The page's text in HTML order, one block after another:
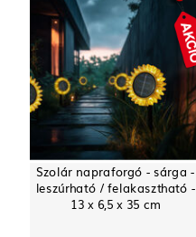
Szolár napraforgó - sárga -
leszúrható / felakasztható -
13 x 6,5 x 35 cm